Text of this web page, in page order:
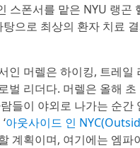
스폰서를 맡은 NYU 랭
으로 최상의 환자 치료
인 머렐은 하이킹, 트레
벌 리더다. 머렐은 올해
들이 야외로 나가는 순
아웃사이드 인
계획이며, 여기에는 엠